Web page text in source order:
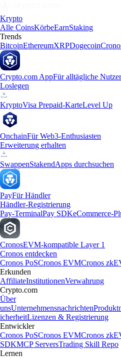
Krypto
Alle CoinsKörbeEarnStaking
Trends
BitcoinEthereumXRPDogecoin
Crypto.com AppFür alltägliche Nutzer
Loslegen
KryptoVisa Prepaid-KarteLevel Up
OnchainFür Web3-Enthusiasten
Erweiterung erhalten
SwappenStakendApps durchsuchen
PayFür Händler
Händler-Registrierung
Pay-TerminalPay SDKeCommerce-
CronosEVM-kompatible Layer 1
Cronos entdecken
Cronos PoSCronos EVMCronos
Erkunden
AffiliateInstitutionenVerwahrung
Crypto.com
Über
unsUnternehmensnachrichten
icherheitLizenzen & Registrierung
Entwickler
Cronos PoSCronos EVMCronos
SDKMCP ServersTrading Skill Repo
Lernen